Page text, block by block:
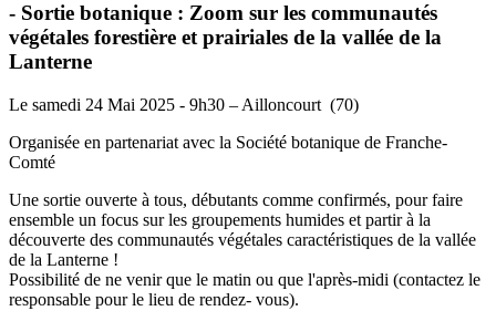
- Sortie botanique : Zoom sur les communautés
végétales forestière et prairiales de la vallée de la
Lanterne
Le samedi 24 Mai 2025 - 9h30 – Ailloncourt (70)
Organisée en partenariat avec la Société botanique de Franche-
Comté
Une sortie ouverte à tous, débutants comme confirmés, pour faire
ensemble un focus sur les groupements humides et partir à la
découverte des communautés végétales caractéristiques de la vallée
de la Lanterne !
Possibilité de ne venir que le matin ou que l'après-midi (contactez le
responsable pour le lieu de rendez- vous).